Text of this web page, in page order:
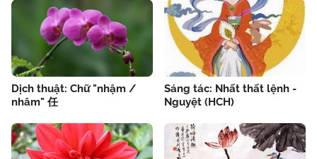
Dịch thuật: Chữ "nhậm /
nhâm" 任
Sáng tác: Nhất thất lệnh -
Nguyệt (HCH)